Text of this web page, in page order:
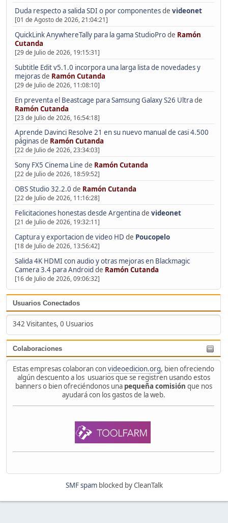
Duda respecto a salida SDI o por componentesde videonet
[01 de Agosto de 2026, 21:04:21]
QuickLink AnywhereTally para la gama StudioProde Ramón
Cutanda
[29 de Julio de 2026, 19:15:31]
Subtitle Edit v5.1.0 incorpora una larga lista de novedades y
mejorasde Ramón Cutanda
[29 de Julio de 2026, 11:08:10]
En preventa el Beastcage para Samsung Galaxy S26 Ultrade
Ramón Cutanda
[23 de Julio de 2026, 16:54:18]
Aprende Davinci Resolve 21 en su nuevo manual de casi 4.500
páginasde Ramón Cutanda
[22 de Julio de 2026, 23:34:03]
Sony FX5 Cinema Line de Ramón Cutanda
[22 de Julio de 2026, 18:59:52]
OBS Studio 32.2.0 de Ramón Cutanda
[22 de Julio de 2026, 11:16:28]
Felicitaciones honestas desde Argentinade videonet
[21 de Julio de 2026, 19:32:11]
Captura y exportacion de video HD de Poucopelo
[18 de Julio de 2026, 13:56:42]
Salida 4K HDMI con audio y otras mejoras en Blackmagic
Camera 3.4 para Android de Ramón Cutanda
[16 de Julio de 2026, 09:06:32]
Usuarios Conectados
342 Visitantes, 0 Usuarios
Colaboraciones
Estas empresas colaboran convideoedicion.org, bien ofreciendo
algún descuento a los usuarios que se registren usando estos
banners o bien ofreciéndonos una pequeña comisión que nos
ayudará con los gastos de la web.
SMF spamblocked by CleanTalk